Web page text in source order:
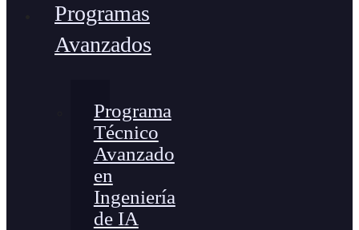
Programas
Avanzados
Programa
Técnico
Avanzado
en
Ingeniería
de IA